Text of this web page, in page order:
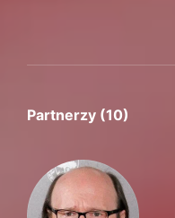
Partnerzy (10)